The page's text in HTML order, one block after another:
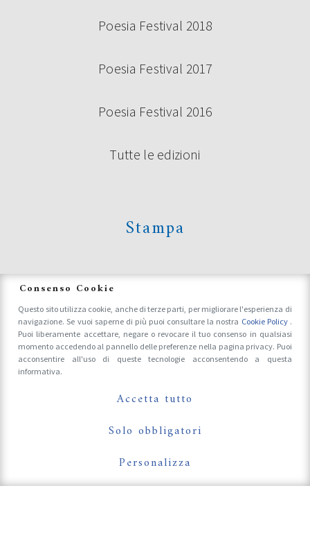
Poesia Festival 2018
Poesia Festival 2017
Poesia Festival 2016
Tutte le edizioni
Stampa
Accrediti Stampa e Fotografi
Follow Us On
Consenso Cookie
Questo sito utilizza cookie, anche di terze parti, per migliorare l'esperienza di
navigazione. Se vuoi saperne di più puoi consultare la nostra Cookie Policy .
Puoi liberamente accettare, negare o revocare il tuo consenso in qualsiasi
momento accedendo al pannello delle preferenze nella pagina privacy. Puoi
acconsentire all'uso di queste tecnologie acconsentendo a questa
informativa.
Accetta tutto
Solo obbligatori
Personalizza